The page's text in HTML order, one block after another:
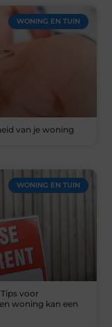
WONING EN TUIN
van je woning
WONING EN TUIN
voor
woning kan een